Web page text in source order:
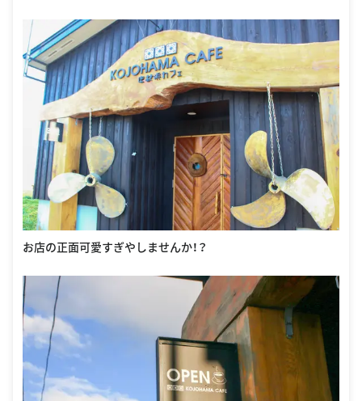
お店の正面可愛すぎやしませんか！？